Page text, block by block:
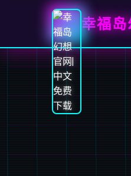
幸福